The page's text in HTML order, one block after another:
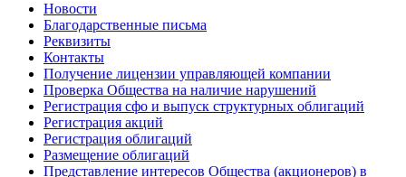
Новости
Благодарственные письма
Реквизиты
Контакты
Получение лицензии управляющей компании
Проверка Общества на наличие нарушений
Регистрация сфо и выпуск структурных облигаций
Регистрация акций
Регистрация облигаций
Размещение облигаций
Представление интересов Общества (акционеров) в